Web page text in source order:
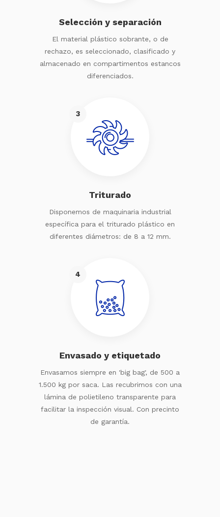
Selección y separación
El material plástico sobrante, o de
rechazo, es seleccionado, clasificado y
almacenado en compartimentos estancos
diferenciados.
3
Triturado
Disponemos de maquinaria industrial
específica para el triturado plástico en
diferentes diámetros: de 8 a 12 mm.
4
Envasado y etiquetado
Envasamos siempre en 'big bag', de 500 a
1.500 kg por saca. Las recubrimos con una
lámina de polietileno transparente para
facilitar la inspección visual. Con precinto
de garantía.